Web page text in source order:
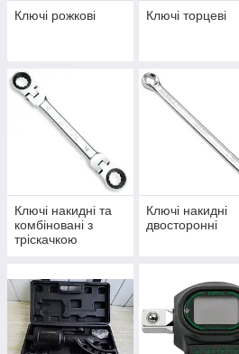
Ключі рожкові Ключі торцеві
Ключі накидні та
комбіновані з
тріскачкою
Ключі накидні
двосторонні